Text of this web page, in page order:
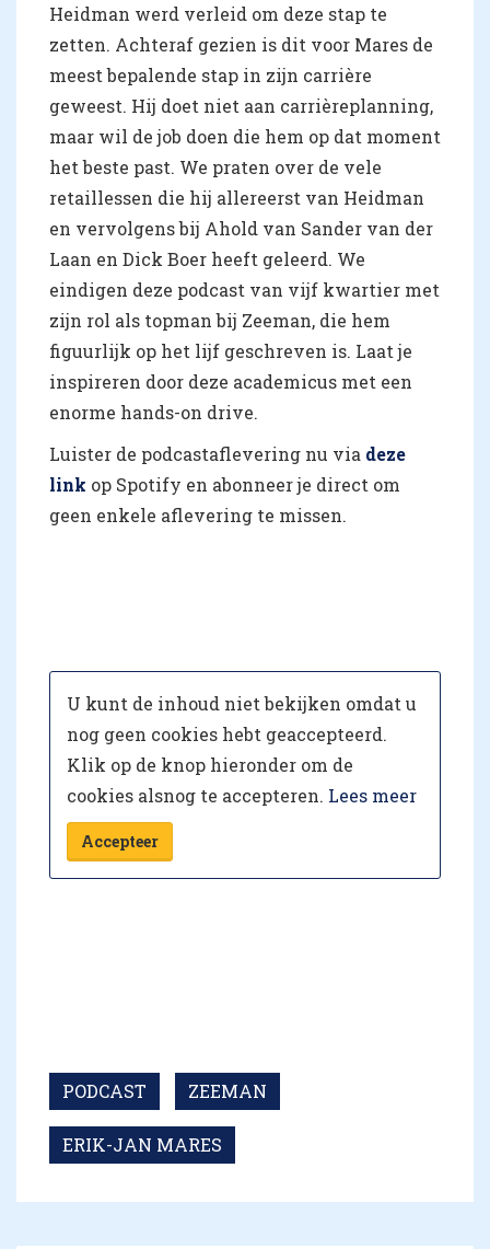
Heidman werd verleid om deze stap te
zetten. Achteraf gezien is dit voor Mares de
meest bepalende stap in zijn carrière
geweest. Hij doet niet aan carrièreplanning,
maar wil de job doen die hem op dat moment
het beste past. We praten over de vele
retaillessen die hij allereerst van Heidman
en vervolgens bij Ahold van Sander van der
Laan en Dick Boer heeft geleerd. We
eindigen deze podcast van vijf kwartier met
zijn rol als topman bij Zeeman, die hem
figuurlijk op het lijf geschreven is. Laat je
inspireren door deze academicus met een
enorme hands-on drive.
Luister de podcastaflevering nu via deze
link op Spotify en abonneer je direct om
geen enkele aflevering te missen.
U kunt de inhoud niet bekijken omdat u
nog geen cookies hebt geaccepteerd.
Klik op de knop hieronder om de
cookies alsnog te accepteren. Lees meer
Accepteer
PODCAST ZEEMAN
ERIK-JAN MARES